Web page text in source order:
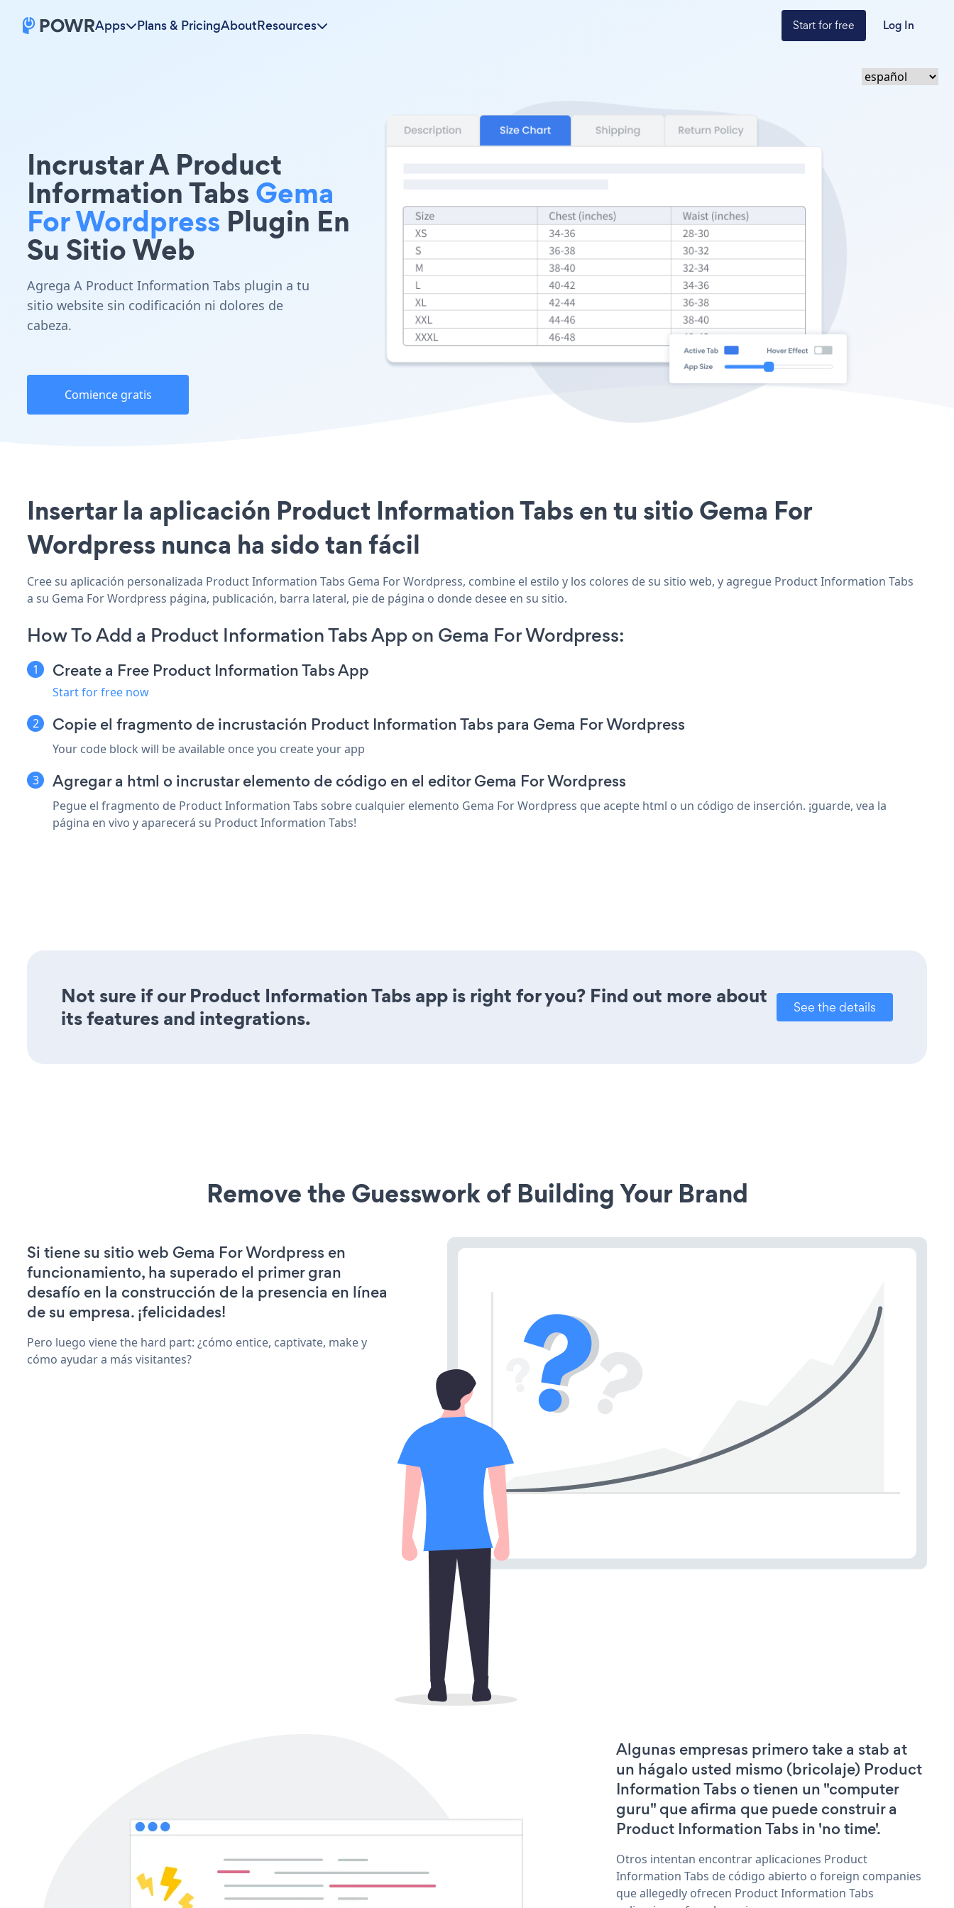
Apps Plans & PricingAboutResources Start for free Log In
Incrustar A Product
Information TabsGema
For Wordpress Plugin En
Su Sitio Web
Agrega A Product Information Tabs plugin a tu
sitio website sin codificación ni dolores de
cabeza.
Comience gratis
Insertar la aplicación Product Information Tabs en tu sitio Gema For
Wordpress nunca ha sido tan fácil
Cree su aplicación personalizada Product Information Tabs Gema For Wordpress, combine el estilo y los colores de su sitio web, y agregue Product Information Tabs
a su Gema For Wordpress página, publicación, barra lateral, pie de página o donde desee en su sitio.
How To Add a Product Information Tabs App on Gema For Wordpress:
Create a Free Product Information Tabs App
Start for free now
Copie el fragmento de incrustación Product Information Tabs para Gema For Wordpress
Your code block will be available once you create your app
Agregar a html o incrustar elemento de código en el editor Gema For Wordpress
Pegue el fragmento de Product Information Tabs sobre cualquier elemento Gema For Wordpress que acepte html o un código de inserción. ¡guarde, vea la
página en vivo y aparecerá su Product Information Tabs!
Not sure if our Product Information Tabs app is right for you? Find out more about
its features and integrations.
See the details
Remove the Guesswork of Building Your Brand
Si tiene su sitio web Gema For Wordpress en
funcionamiento, ha superado el primer gran
desafío en la construcción de la presencia en línea
de su empresa. ¡felicidades!
Pero luego viene the hard part: ¿cómo entice, captivate, make y
cómo ayudar a más visitantes?
Algunas empresas primero take a stab at
un hágalo usted mismo (bricolaje) Product
Information Tabs o tienen un "computer
guru" que afirma que puede construir a
Product Information Tabs in 'no time'.
Otros intentan encontrar aplicaciones Product
Information Tabs de código abierto o foreign companies
que allegedly ofrecen Product Information Tabs